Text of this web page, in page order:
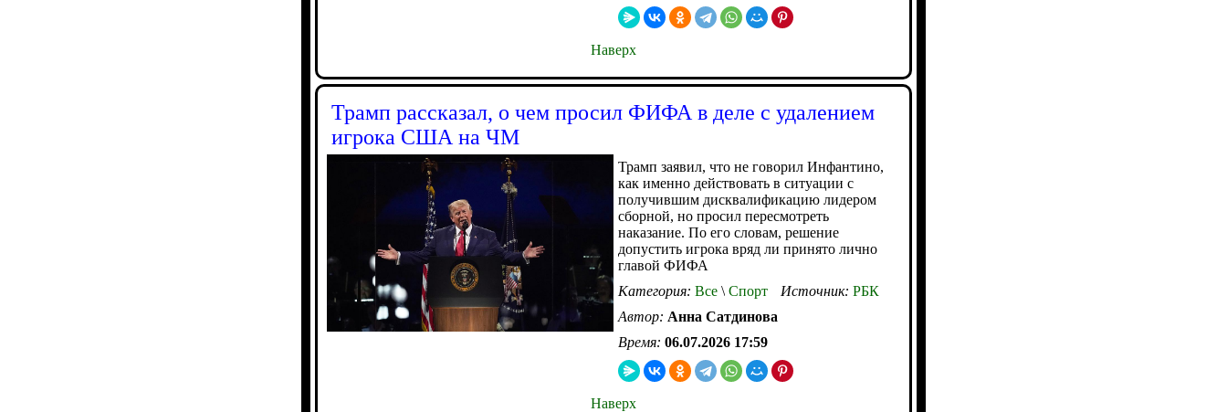
Наверх
Трамп рассказал, о чем просил ФИФА в деле с удалением
игрока США на ЧМ
Трамп заявил, что не говорил Инфантино,
как именно действовать в ситуации с
получившим дисквалификацию лидером
сборной, но просил пересмотреть
наказание. По его словам, решение
допустить игрока вряд ли принято лично
главой ФИФА
Категория: Все \ Спорт Источник: РБК
Автор: Анна Сатдинова
Время: 06.07.2026 17:59
Наверх